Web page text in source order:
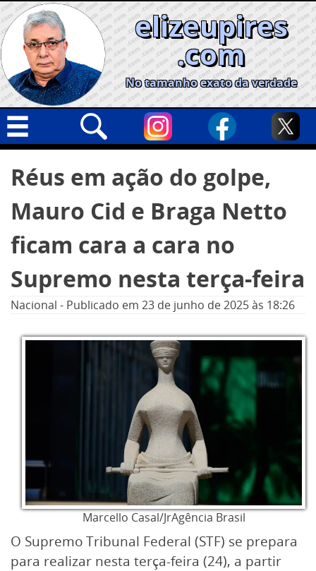
Skip
to
content
elizeupires
.com
No tamanho exato da verdade
Geral
Cidades
Política
Opinião
Informe especial
por:
Réus em ação do golpe,
Mauro Cid e Braga Netto
ficam cara a cara no
Supremo nesta terça-feira
Nacional - Publicado em 23 de junho de 2025às 18:26
Marcello Casal/JrAgência Brasil
O Supremo Tribunal Federal (STF) se prepara
para realizar nesta terça-feira (24), a partir